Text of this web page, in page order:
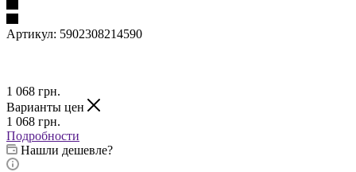
Артикул: 5902308214590
1 068 грн.
Варианты цен
1 068 грн.
Подробности
Нашли дешевле?